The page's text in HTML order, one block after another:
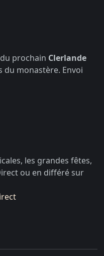
prochain Clerlande
du monastère. Envoi
les grandes fêtes,
ou en différé sur